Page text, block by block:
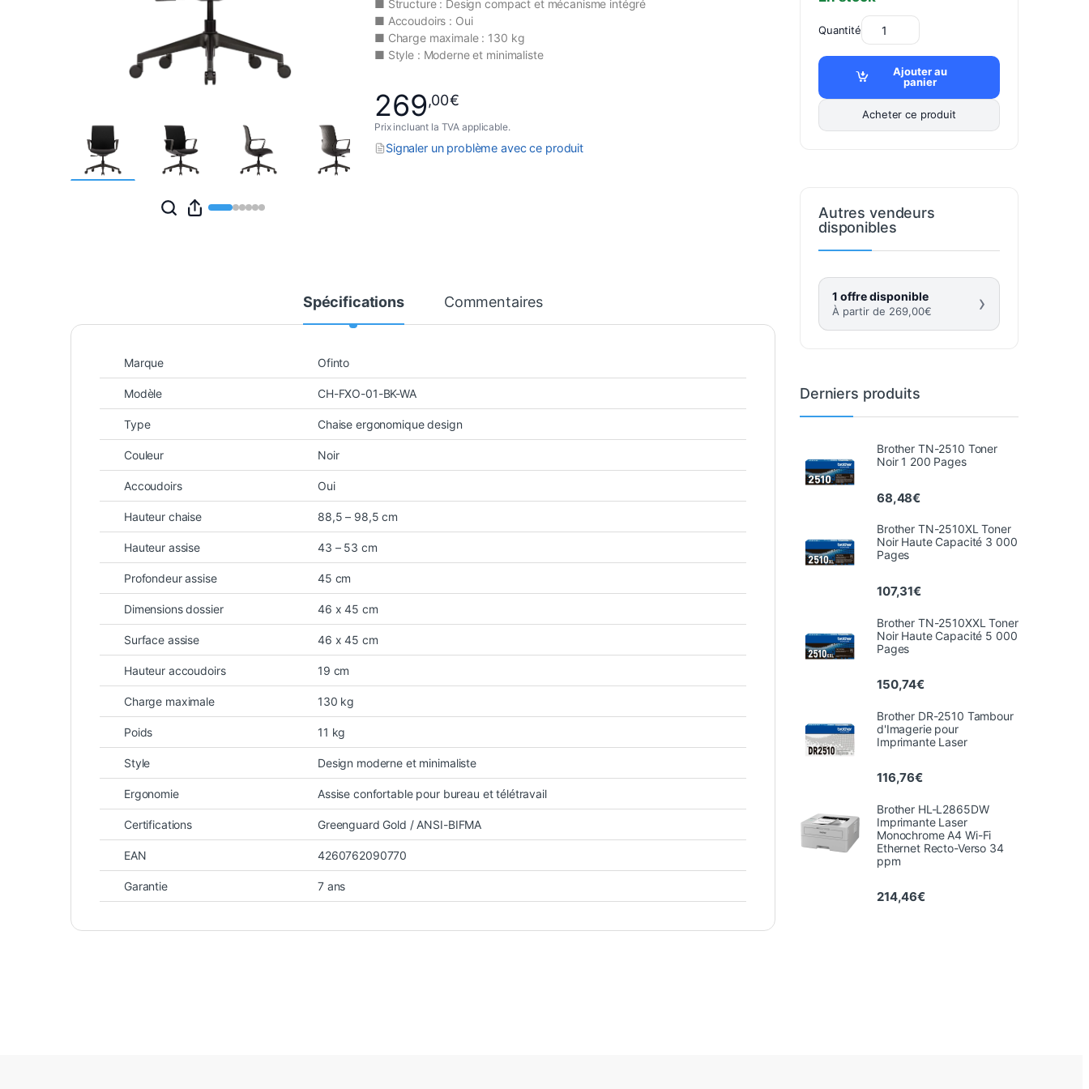
■ Structure : Design compact et mécanisme intégré
■ Accoudoirs : Oui
■ Charge maximale : 130 kg
■ Style : Moderne et minimaliste
269,00€
Prix incluant la TVA applicable.
Signaler un problème avec ce produit
Spécifications Commentaires
Marque Ofinto
Modèle CH-FXO-01-BK-WA
Type Chaise ergonomique design
Couleur Noir
Accoudoirs Oui
Hauteur chaise 88,5 – 98,5 cm
Hauteur assise 43 – 53 cm
Profondeur assise 45 cm
Dimensions dossier 46 x 45 cm
Surface assise 46 x 45 cm
Hauteur accoudoirs 19 cm
Charge maximale 130 kg
Poids 11 kg
Style Design moderne et minimaliste
Ergonomie Assise confortable pour bureau et télétravail
Certifications Greenguard Gold / ANSI-BIFMA
EAN 4260762090770
Garantie 7 ans
Quantité
Ajouter au
panier
Acheter ce produit
Autres vendeurs
disponibles
1 offre disponible
À partir de 269,00€ ›
Derniers produits
Brother TN-2510 Toner
Noir 1 200 Pages
68,48€
Brother TN-2510XL Toner
Noir Haute Capacité 3 000
Pages
107,31€
Brother TN-2510XXL Toner
Noir Haute Capacité 5 000
Pages
150,74€
Brother DR-2510 Tambour
d'Imagerie pour
Imprimante Laser
116,76€
Brother HL-L2865DW
Imprimante Laser
Monochrome A4 Wi-Fi
Ethernet Recto-Verso 34
ppm
214,46€